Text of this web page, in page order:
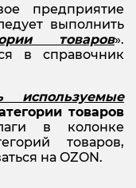
предприятие
выполнить
товаров».
в справочник
используемые
товаров
в колонке
товаров,
на OZON.